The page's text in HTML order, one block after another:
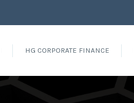
HG CORPORATE FINANCE